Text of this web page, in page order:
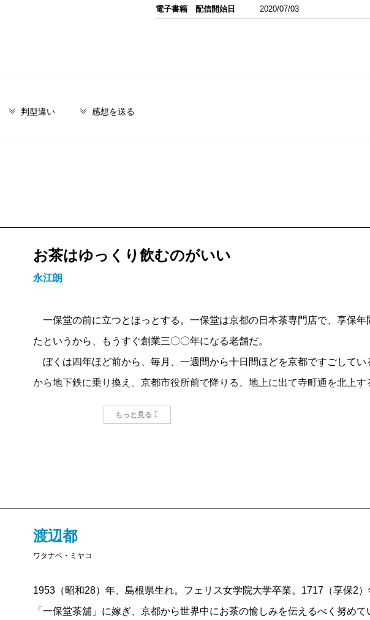
電子書籍 配信開始日
2020/07/03
判型違い 感想を送る
お茶はゆっくり飲むのがいい
永江朗
一保堂の前に立つとほっとする。一保堂は京都の日本茶専門店で、享保年
たというから、もうすぐ創業三〇〇年になる老舗だ。
ぼくは四年ほど前から、毎月、一週間から十日間ほどを京都ですごしてい
から地下鉄に乗り換え、京都市役所前で降りる。地上に出て寺町通を北上す
通、二条通と、道を渡るにつれて心がだんだん京都モードになってくる。そ
前で、深く息を吸い込む。お茶の香りを全身に行き渡らせるように。京都に
ことや思ったことが書かれている。感心したのは、いやなことがひとつも書
エッセイを書こうとすると、つい世の中にモノ申したくなる。きっと渡辺さ
役に立つこともたくさん書かれている。たとえばお茶をおいしく淹れるコ
も身近な飲み物なのに、なかなか上手に淹れられない。ぼくはコーヒーには
もっと見る
渡辺都
ワタナベ・ミヤコ
1953（昭和28）年、島根県生れ。フェリス女学院大学卒業。1717（享保2
「一保堂茶舖」に嫁ぎ、京都から世界中にお茶の愉しみを伝えるべく努めて